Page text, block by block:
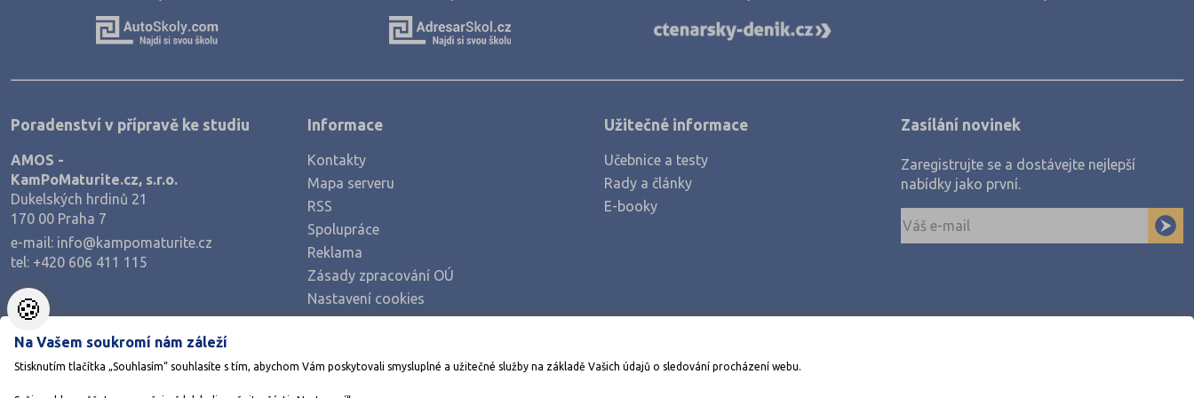
Olomouc (3)
Prostějov (2)
Semily (1)
Zemědělství a lesnictví
Policejní a vojenské obory
Právo
Zdravotnické obory
Pedagogika a sociální péče
Umělecké obory
Šance na přijetí
Poradenství v přípravě ke studiu
AMOS -
KamPoMaturite.cz, s.r.o.
Dukelských hrdinů 21
170 00 Praha 7
e-mail: info@kampomaturite.cz
tel: +420 606 411 115
Informace
Kontakty
Mapa serveru
RSS
Spolupráce
Reklama
Zásady zpracování OÚ
Nastavení cookies
Stáhněte si aplikaci Adresář škol
Užitečné informace
Učebnice a testy
Rady a články
E-booky
Zasílání novinek
Zaregistrujte se a dostávejte nejlepší
nabídky jako první.
🍪
Na Vašem soukromí nám záleží
Stisknutím tlačítka „Souhlasím“ souhlasíte s tím, abychom Vám poskytovali smysluplné a užitečné služby na základě Vašich údajů o sledování procházení webu.